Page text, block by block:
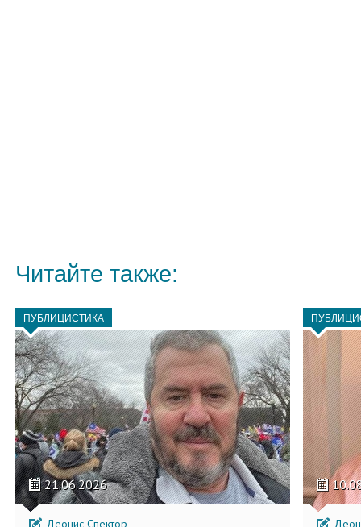
Читайте также:
ПУБЛИЦИСТИКА
21.06.2026
Деонис Спектор